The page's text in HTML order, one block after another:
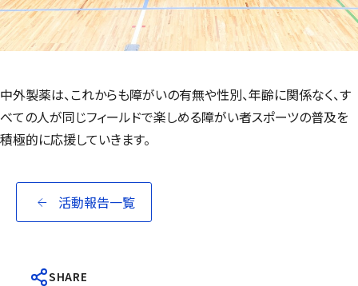
中外製薬は、これからも障がいの有無や性別、年齢に関係なく、す
べての人が同じフィールドで楽しめる障がい者スポーツの普及を
積極的に応援していきます。
活動報告一覧
SHARE